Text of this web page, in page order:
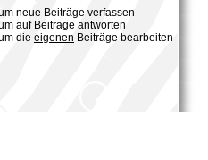
neue Beiträge verfassen
auf Beiträge antworten
die eigenen Beiträge bearbeiten